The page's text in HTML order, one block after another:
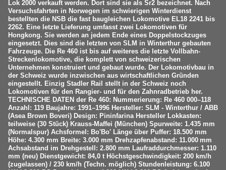
Lok 2000 verkauft werden. Dort sind sie als Sr2 bezeichnet. Nach
Versuchsfahrten in Norwegen im schwierigen Winterdienst
bestellten die NSB die fast baugleichen Lokomotive EL18 2241 bis
2262. Eine letzte Lieferung umfasst zwei Lokomotiven für
Hongkong. Sie werden an jedem Ende eines Doppelstockzuges
eingesetzt. Dies sind die letzten von SLM in Winterthur gebauten
Fahrzeuge. Die Re 460 ist bis auf weiteres die letzte Vollbahn-
Streckenlokomotive, die komplett von schweizerischen
Unternehmen konstruiert und gebaut wurde. Der Lokomotivbau in
der Schweiz wurde inzwischen aus wirtschaftlichen Gründen
eingestellt. Einzig Stadler Rail stellt in der Schweiz noch
Lokomotiven für den Rangier- und für den Zahnradbetrieb her.
TECHNISCHE DATEN der Re 460: Nummerierung: Re 460 000–118
Anzahl: 119 Baujahre: 1991–1996 Hersteller: SLM - Winterthur / ABB
(Asea Brown Boveri) Design: Pininfarina Hersteller Lokkasten:
teilweise (30 Stück) Krauss-Maffei (München) Spurweite: 1.435 mm
(Normalspur) Achsformel: Bo'Bo' Länge über Puffer: 18.500 mm
Höhe: 4.300 mm Breite: 3.000 mm Drehzapfenabstand: 11.000 mm
Achsabstand im Drehgestell: 2.800 mm Laufraddurchmesser: 1.110
mm (neu) Dienstgewicht: 84,0 t Höchstgeschwindigkeit: 200 km/h
(zugelassen) / 230 km/h (Techn. möglich) Stundenleistung: 6.100